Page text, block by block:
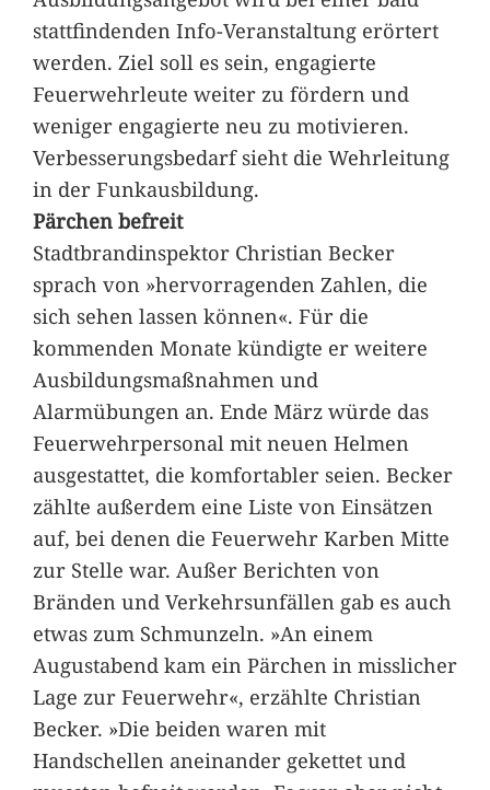
stattfindenden Info-Veranstaltung erörtert
werden. Ziel soll es sein, engagierte
Feuerwehrleute weiter zu fördern und
weniger engagierte neu zu motivieren.
Verbesserungsbedarf sieht die Wehrleitung
in der Funkausbildung.
Pärchen befreit
Stadtbrandinspektor Christian Becker
sprach von »hervorragenden Zahlen, die
sich sehen lassen können«. Für die
kommenden Monate kündigte er weitere
Ausbildungsmaßnahmen und
Alarmübungen an. Ende März würde das
Feuerwehrpersonal mit neuen Helmen
ausgestattet, die komfortabler seien. Becker
zählte außerdem eine Liste von Einsätzen
auf, bei denen die Feuerwehr Karben Mitte
zur Stelle war. Außer Berichten von
Bränden und Verkehrsunfällen gab es auch
etwas zum Schmunzeln. »An einem
Augustabend kam ein Pärchen in misslicher
Lage zur Feuerwehr«, erzählte Christian
Becker. »Die beiden waren mit
Handschellen aneinander gekettet und